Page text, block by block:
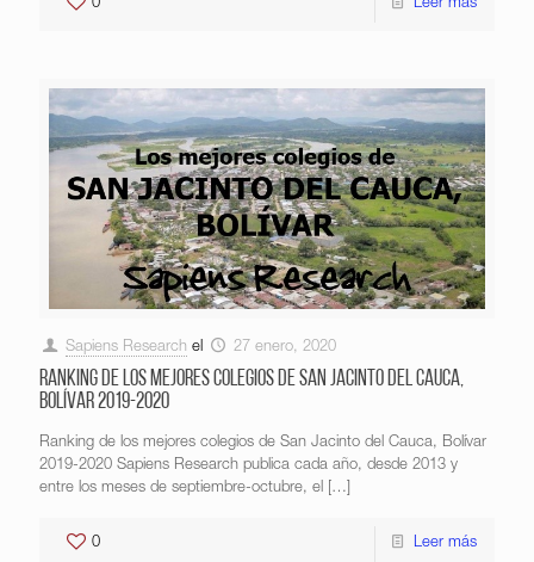
0 Leer más
Sapiens Research el 27 enero, 2020
Ranking de los mejores colegios de San Jacinto del Cauca,
Bolívar 2019-2020
Ranking de los mejores colegios de San Jacinto del Cauca, Bolívar
2019-2020 Sapiens Research publica cada año, desde 2013 y
entre los meses de septiembre-octubre, el
[…]
0 Leer más